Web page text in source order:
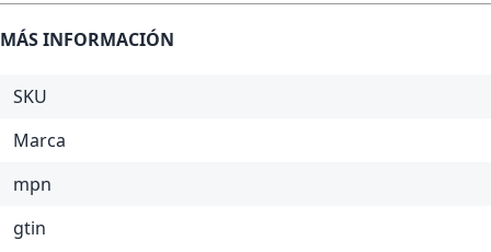
MÁS INFORMACIÓN
SKU
Marca
mpn
gtin